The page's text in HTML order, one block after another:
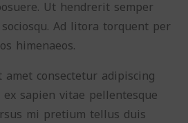
Ut hendrerit semper
Ad litora torquent per
himenaeos.
consectetur adipiscing
sapien vitae pellentesque
mi pretium tellus duis